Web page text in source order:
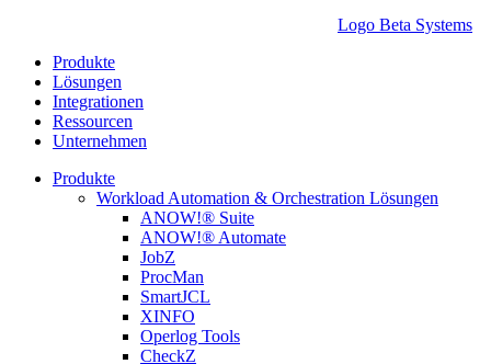
Logo Beta Systems
Produkte
Lösungen
Integrationen
Ressourcen
Unternehmen
Produkte
Workload Automation & Orchestration Lösungen
ANOW!® Suite
ANOW!® Automate
JobZ
ProcMan
SmartJCL
XINFO
Operlog Tools
CheckZ